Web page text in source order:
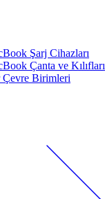
Şarj Cihazları
Çanta ve Kılıfları
Çevre Birimleri